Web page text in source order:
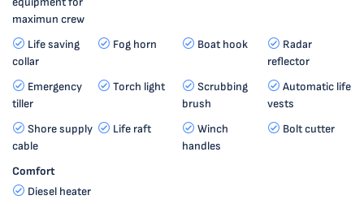
maximun crew
Life saving
collar
Fog horn Boat hook
Radar
reflector
Emergency
tiller
Torch light
Scrubbing
brush
Automatic life
vests
Shore supply
cable
Life raft
Winch
handles
Bolt cutter
Comfort
Diesel heater